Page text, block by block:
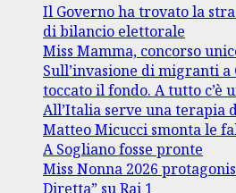
Il Governo ha trovato la
di bilancio elettorale
Miss Mamma, concorso
Sull’invasione di migranti
toccato il fondo. A tutto c’è
All’Italia serve una terapia
Matteo Micucci smonta le
A Sogliano fosse pronte
Miss Nonna 2026
Diretta” su Rai 1